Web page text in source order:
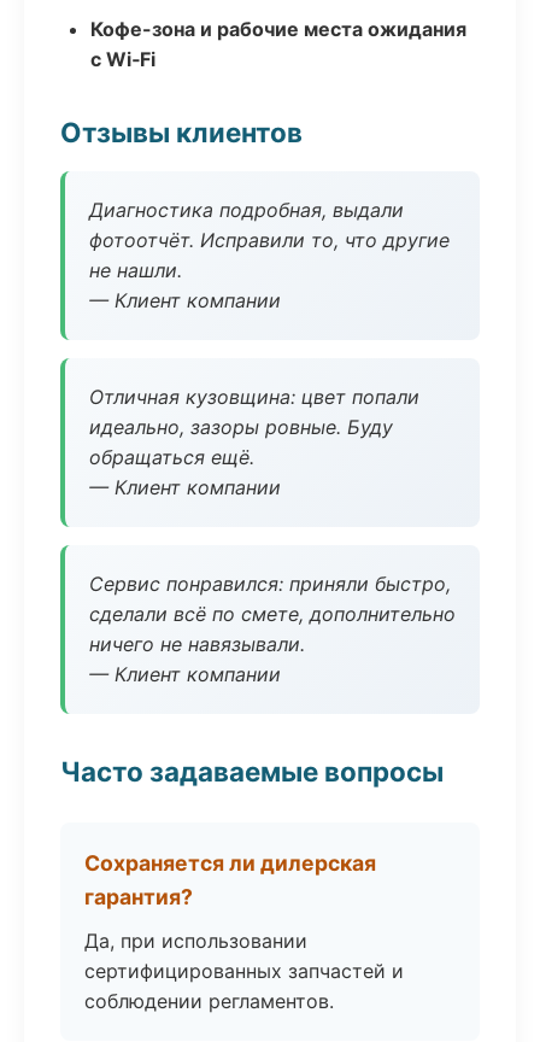
Кофе-зона и рабочие места ожидания
с Wi‑Fi
Отзывы клиентов
Диагностика подробная, выдали
фотоотчёт. Исправили то, что другие
не нашли.
— Клиент компании
Отличная кузовщина: цвет попали
идеально, зазоры ровные. Буду
обращаться ещё.
— Клиент компании
Сервис понравился: приняли быстро,
сделали всё по смете, дополнительно
ничего не навязывали.
— Клиент компании
Часто задаваемые вопросы
Сохраняется ли дилерская
гарантия?
Да, при использовании
сертифицированных запчастей и
соблюдении регламентов.